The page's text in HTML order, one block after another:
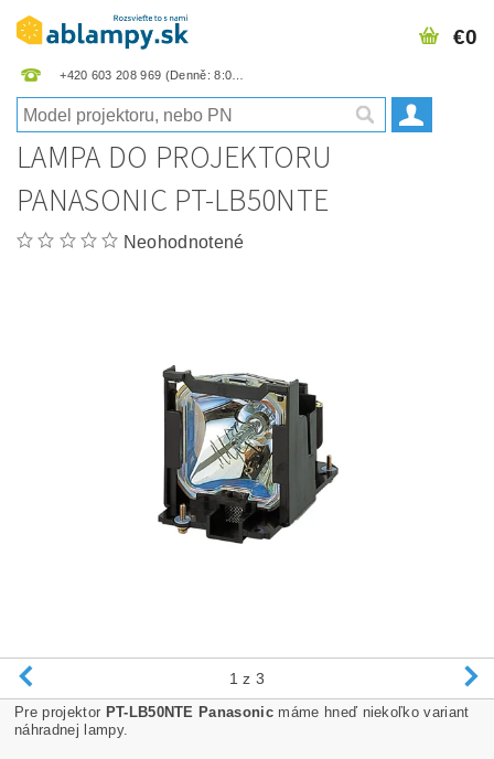
+420 603 208 969
€0
LAMPA DO PROJEKTORU
PANASONIC PT-LB50NTE
Neohodnotené
1 z 3
Pre projektor PT-LB50NTE Panasonicmáme hneď niekoľko variant
náhradnej lampy.